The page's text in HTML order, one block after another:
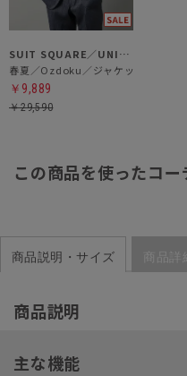
SUIT SQUARE／UNIVERSAL LANGUAGE
春夏／Ozdoku／ジャケット
￥9,889
￥29,590
この商品を使ったコー
商品説明・サイズ 商品詳
商品説明
主な機能